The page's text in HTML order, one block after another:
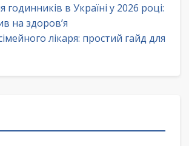
в Україні у 2026 році:
на здоров’я
лікаря: простий гайд для